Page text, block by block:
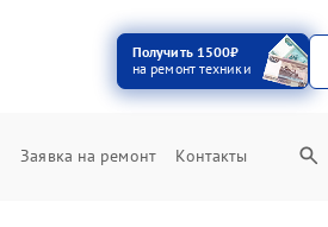
Получить 1500₽
на ремонт техники
Заявка на ремонт Контакты